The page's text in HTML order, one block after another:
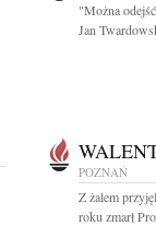
"Można
Jan
POZNAŃ
Z żalem
roku zmarł